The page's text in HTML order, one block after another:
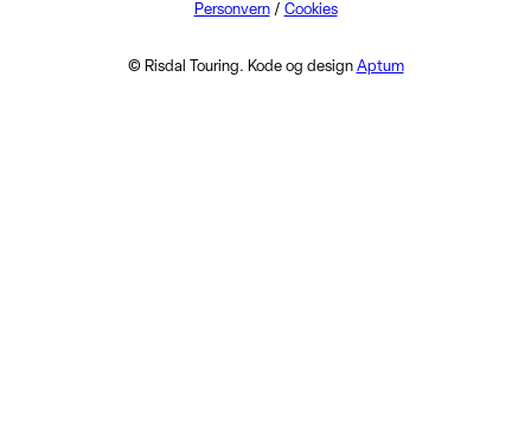
Personvern/ Cookies
© Risdal Touring. Kode og design Aptum